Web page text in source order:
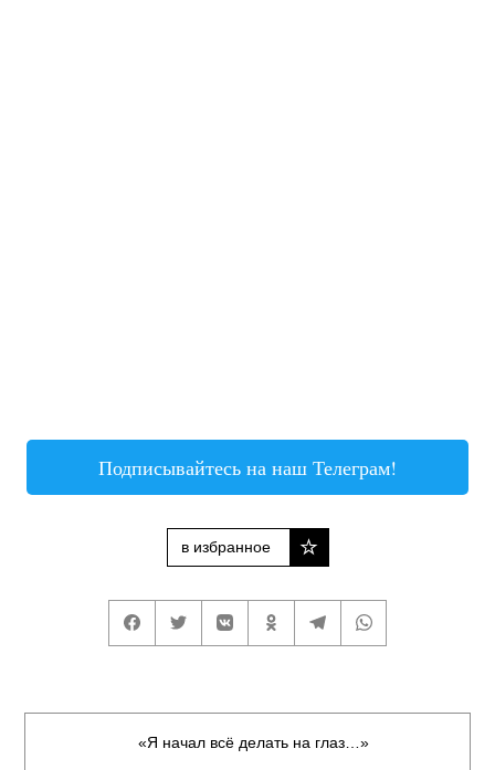
Подписывайтесь на наш Телеграм!
в избранное
«Я начал всё делать на глаз…»